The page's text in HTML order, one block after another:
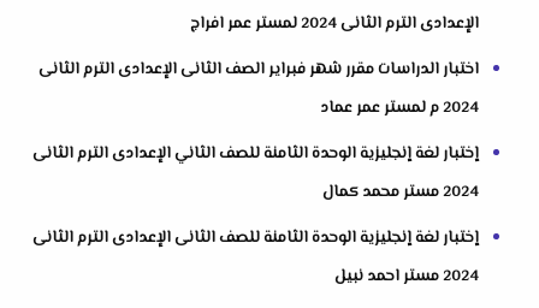
الإعدادى الترم الثانى 2024 لمستر عمر افراج
اختبار الدراسات مقرر شهر فبراير الصف الثانى الإعدادى الترم الثانى
2024 م لمستر عمر عماد
إختبار لغة إنجليزية الوحدة الثامنة للصف الثاني الإعدادى الترم الثانى
2024 مستر محمد كمال
إختبار لغة إنجليزية الوحدة الثامنة للصف الثانى الإعدادى الترم الثانى
2024 مستر احمد نبيل